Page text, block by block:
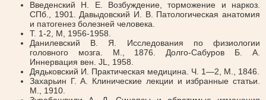
Введенский Н. Е. Возбуждение, торможение и наркоз.
СПб., 1901. Давыдовский И. В. Патологическая анатомия
и патогенез болезней человека.
Т. 1-2, М, 1956-1958.
Данилевский В. Я. Исследования по физиологии
головного мозга. М., 1876. Долго-Сабуров Б. А.
Иннервация вен. JL, 1958.
Дядьковский И. Практическая медицина. Ч. 1—2, М., 1846.
Захарьин Г. А. Клинические лекции и избранные статьи.
М., 1910.